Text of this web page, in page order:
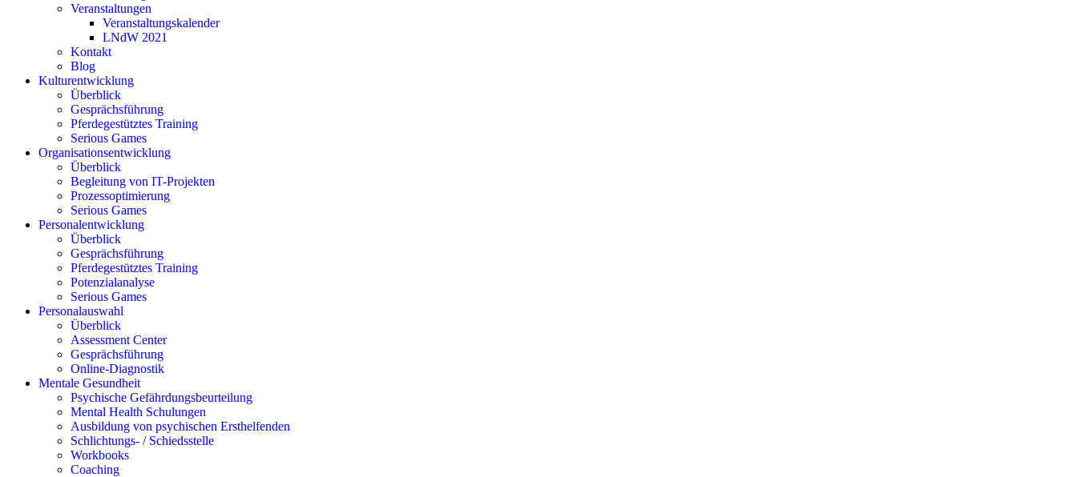
Veranstaltungen
Veranstaltungskalender
LNdW 2021
Kontakt
Blog
Kulturentwicklung
Überblick
Gesprächsführung
Pferdegestütztes Training
Serious Games
Organisationsentwicklung
Überblick
Begleitung von IT-Projekten
Prozessoptimierung
Serious Games
Personalentwicklung
Überblick
Gesprächsführung
Pferdegestütztes Training
Potenzialanalyse
Serious Games
Personalauswahl
Überblick
Assessment Center
Gesprächsführung
Online-Diagnostik
Mentale Gesundheit
Psychische Gefährdungs­beurteilung
Mental Health Schulungen
Ausbildung von psychischen Ersthelfenden
Schlichtungs- / Schiedsstelle
Workbooks
Coaching